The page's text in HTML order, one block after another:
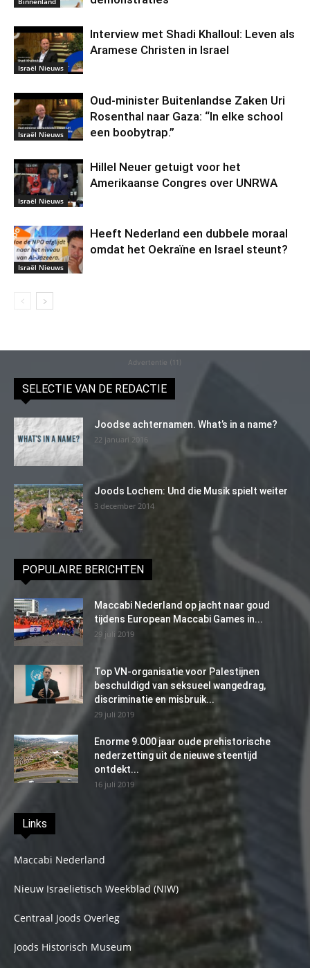
Israël Nieuws
Interview met Shadi Khalloul: Leven als
Aramese Christen in Israel
Israël Nieuws
Oud-minister Buitenlandse Zaken Uri
Rosenthal naar Gaza: “In elke school
een boobytrap.”
Israël Nieuws
Hillel Neuer getuigt voor het
Amerikaanse Congres over UNRWA
Israël Nieuws
Heeft Nederland een dubbele moraal
omdat het Oekraïne en Israel steunt?
Advertentie (11)
SELECTIE VAN DE REDACTIE
Joodse achternamen. What’s in a name?
22 januari 2016
Joods Lochem: Und die Musik spielt weiter
3 december 2014
POPULAIRE BERICHTEN
Maccabi Nederland op jacht naar goud
tijdens European Maccabi Games in...
29 juli 2019
Top VN-organisatie voor Palestijnen
beschuldigd van seksueel wangedrag,
discriminatie en misbruik...
29 juli 2019
Enorme 9.000 jaar oude prehistorische
nederzetting uit de nieuwe steentijd
ontdekt...
16 juli 2019
Links
Maccabi Nederland
Nieuw Israelietisch Weekblad (NIW)
Centraal Joods Overleg
Joods Historisch Museum